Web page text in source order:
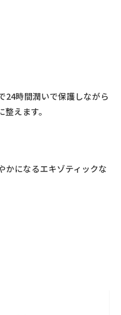
24時間潤いで保護しながら
えます。
かになるエキゾティックな